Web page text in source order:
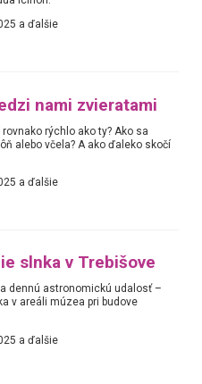
a ďalšie
nami zvieratami
rýchlo ako ty? Ako sa
alebo včela? A ako ďaleko skočí
a ďalšie
slnka v Trebišove
dennú astronomickú udalosť –
v areáli múzea pri budove
a ďalšie